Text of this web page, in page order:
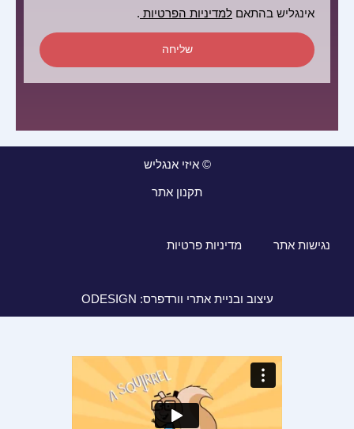
אינגליש בהתאם למדיניות הפרטיות .
שליחה
© איזי אנגליש
תקנון אתר
נגישות אתר מדיניות פרטיות
עיצוב ובניית אתרי וורדפרס: ODESIGN